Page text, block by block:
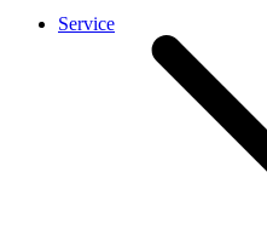
Service